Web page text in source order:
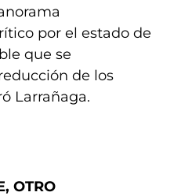
por el estado de
que se
de los
Larrañaga.
OTRO